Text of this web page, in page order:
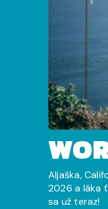
Aljaška,
2026 a láka
sa už teraz!